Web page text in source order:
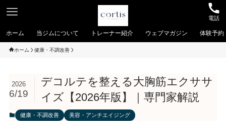
電話
ホーム 当ジムについて トレーナー紹介 ウェブマガジン 体験予約
ホーム 健康・不調改善
デコルテを整える大胸筋エクササ
イズ【2026年版】｜専門家解説
2026
6/19
健康・不調改善 美容・アンチエイジング